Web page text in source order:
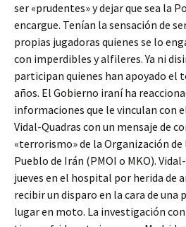
ser «prudentes» y dejar que sea la
encargue. Tenían la sensación de
propias jugadoras quienes se lo
con imperdibles y alfileres. Ya ni
participan quienes han apoyado el
años. El Gobierno iraní ha
informaciones que le vinculan con
Vidal-Quadras con un mensaje de
«terrorismo» de la Organización de
Pueblo de Irán (PMOI o MKO).
jueves en el hospital por herida de
recibir un disparo en la cara de una
lugar en moto. La investigación